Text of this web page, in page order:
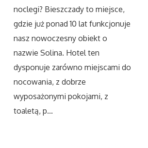
Wypoczynek
Dietetyka, Odchudzanie
Kosmetyki
noclegi? Bieszczady to miejsce,
gdzie już ponad 10 lat funkcjonuje
nasz nowoczesny obiekt o
nazwie Solina. Hotel ten
dysponuje zarówno miejscami do
nocowania, z dobrze
wyposażonymi pokojami, z
toaletą, p...